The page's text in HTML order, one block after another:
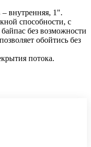
– внутренняя, 1".
способности, с
без возможности
обойтись без
потока.